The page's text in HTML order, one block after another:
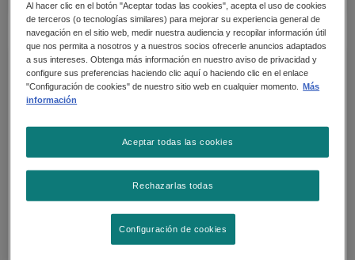
Al hacer clic en el botón "Aceptar todas las cookies", acepta el uso de cookies
de terceros (o tecnologías similares) para mejorar su experiencia general de
navegación en el sitio web, medir nuestra audiencia y recopilar información útil
que nos permita a nosotros y a nuestros socios ofrecerle anuncios adaptados
a sus intereses. Obtenga más información en nuestro aviso de privacidad y
configure sus preferencias haciendo clic aquí o haciendo clic en el enlace
"Configuración de cookies" de nuestro sitio web en cualquier momento.
Más
información
Rechazarlas todas
Aceptar todas las cookies
Configuración de cookies